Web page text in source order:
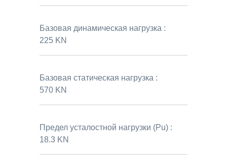
Базовая динамическая нагрузка :
225 KN
Базовая статическая нагрузка :
570 KN
Предел усталостной нагрузки (Pu) :
18.3 KN